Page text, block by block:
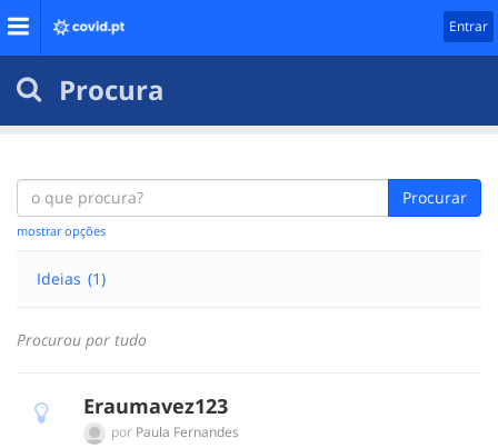
Entrar
Procura
Procurar
mostrar opções
Ideias (1)
Procurou por tudo
Eraumavez123
por Paula Fernandes